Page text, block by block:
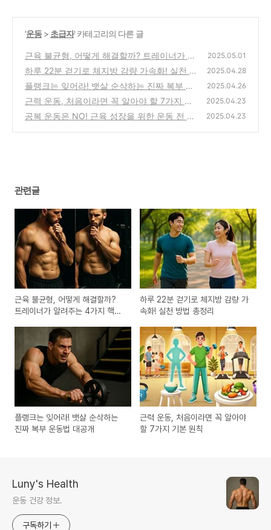
'운동> 초급자' 카테고리의 다른 글
근육 불균형, 어떻게 해결할까? 트레이너가 알
려주는 4가지 핵심 팁
(0)
2025.05.01
하루 22분 걷기로 체지방 감량 가속화! 실천 방
법 총정리
(1)
2025.04.28
플랭크는 잊어라! 뱃살 순삭하는 진짜 복부 운
동법 대공개
(0)
2025.04.26
근력 운동, 처음이라면 꼭 알아야 할 7가지 기
본 원칙
(0)
2025.04.23
공복 운동은 NO! 근육 성장을 위한 운동 전 식
2025.04.23
관련글
근육 불균형, 어떻게 해결할까?
트레이너가 알려주는 4가지 핵심
하루 22분 걷기로 체지방 감량 가
속화! 실천 방법 총정리
플랭크는 잊어라! 뱃살 순삭하는
진짜 복부 운동법 대공개
근력 운동, 처음이라면 꼭 알아야
할 7가지 기본 원칙
Luny's Health
운동 건강 정보.
구독하기